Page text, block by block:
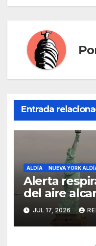
Entrada
ALDÍA NUEVA YORK
Alerta
del aire
peligrosos
JUL 17, 2026